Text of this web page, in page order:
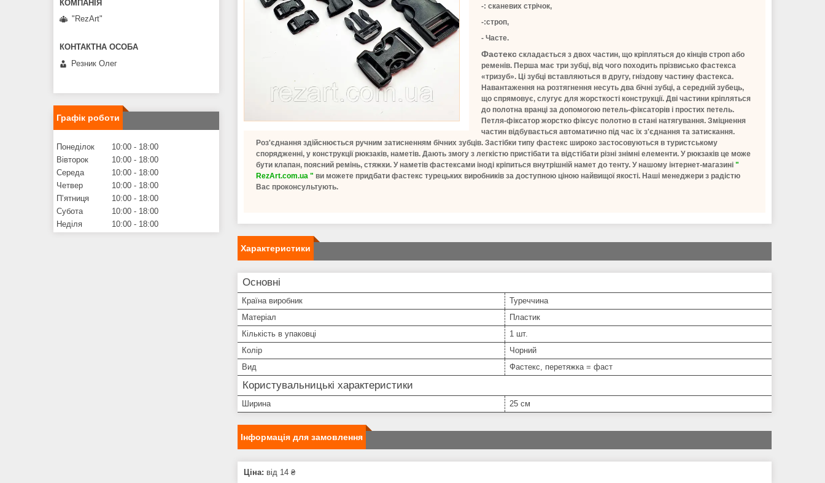
-: сканевих стрічок,
-:строп,
- Часте.
Фастекс складається з двох частин, що кріпляться до кінців строп або
ременів. Перша має три зубці, від чого походить прізвисько фастекса
«тризуб». Ці зубці вставляються в другу, гніздову частину фастекса.
Навантаження на розтягнення несуть два бічні зубці, а середній зубець,
що спрямовує, слугує для жорсткості конструкції. Дві частини кріпляться
до полотна вранці за допомогою петель-фіксаторів і простих петель.
Петля-фіксатор жорстко фіксує полотно в стані натягування. Зміцнення
частин відбувається автоматично під час їх з'єднання та затискання.
Роз'єднання здійснюється ручним затисненням бічних зубців. Застібки типу фастекс широко застосовуються в туристському
спорядженні, у конструкції рюкзаків, наметів. Дають змогу з легкістю пристібати та відстібати різні знімні елементи. У рюкзаків це може
бути клапан, поясний ремінь, стяжки. У наметів фастексами іноді кріпиться внутрішній намет до тенту. У нашому інтернет-магазині "
RezArt.com.ua " ви можете придбати фастекс турецьких виробників за доступною ціною найвищої якості. Наші менеджери з радістю
Вас проконсультують.
Характеристики
Основні
Країна виробник
Туреччина
Матеріал
Пластик
Кількість в упаковці
1 шт.
Колір
Чорний
Вид
Фастекс, перетяжка = фаст
Користувальницькі характеристики
Ширина 25 см
Інформація для замовлення
Ціна: від 14 ₴
"RezArt"
Резник Олег
Графік роботи
Понеділок 10:00
18:00
Вівторок
10:00
18:00
Середа
10:00
18:00
Четвер
10:00
18:00
Пʼятниця
10:00
18:00
Субота
10:00
18:00
Неділя
10:00 18:00